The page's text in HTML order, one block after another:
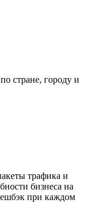
стране, городу и
трафика и
бизнеса на
при каждом